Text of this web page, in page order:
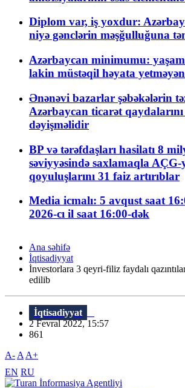
Diplom var, iş yoxdur:
niyə gənclərin məşğulluğuna
Azərbaycan minimumu:
lakin müstəqil həyata
Ənənəvi bazarlar şəbəkələrin
Azərbaycan ticarət
dəyişməlidir
BP və tərəfdaşları hasilatı 8
səviyyəsində saxlamaqla
qoyuluşlarını 31 faiz artırıblar
Media icmalı: 5 avqust saat
2026-cı il saat 16:00-dək
Ana səhifə
İqtisadiyyat
İnvestorlara 3 qeyri-filiz faydalı
edilib
İqtisadiyyat
2 Fevral 2022, 15:57
861
A- A A+
EN RU